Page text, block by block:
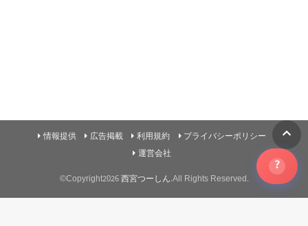
情報提供 広告掲載 利用規約
プライバシーポリシー
運営会社
©Copyright2026 西宮つーしん.All Rights Reserved.
?